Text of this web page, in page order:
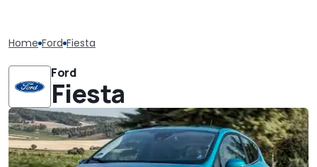
Home Ford Fiesta
Ford
Fiesta